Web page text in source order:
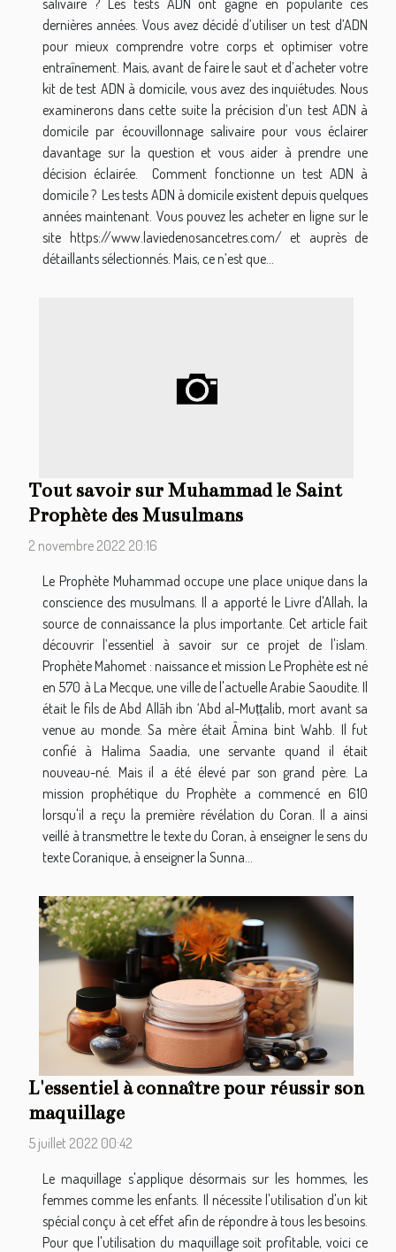
salivaire ? Les tests ADN ont gagné en popularité ces
dernières années. Vous avez décidé d’utiliser un test d’ADN
pour mieux comprendre votre corps et optimiser votre
entraînement. Mais, avant de faire le saut et d’acheter votre
kit de test ADN à domicile, vous avez des inquiétudes. Nous
examinerons dans cette suite la précision d’un test ADN à
domicile par écouvillonnage salivaire pour vous éclairer
davantage sur la question et vous aider à prendre une
décision éclairée. Comment fonctionne un test ADN à
domicile ? Les tests ADN à domicile existent depuis quelques
années maintenant. Vous pouvez les acheter en ligne sur le
site https://www.laviedenosancetres.com/ et auprès de
détaillants sélectionnés. Mais, ce n’est que...
Tout savoir sur Muhammad le Saint
Prophète des Musulmans
2 novembre 2022 20:16
Le Prophète Muhammad occupe une place unique dans la
conscience des musulmans. Il a apporté le Livre d'Allah, la
source de connaissance la plus importante. Cet article fait
découvrir l’essentiel à savoir sur ce projet de l'islam.
Prophète Mahomet : naissance et mission Le Prophète est né
en 570 à La Mecque, une ville de l'actuelle Arabie Saoudite. Il
était le fils de Abd Allāh ibn ‘Abd al-Muṭṭalib, mort avant sa
venue au monde. Sa mère était Āmina bint Wahb. Il fut
confié à Halima Saadia, une servante quand il était
nouveau-né. Mais il a été élevé par son grand père. La
mission prophétique du Prophète a commencé en 610
lorsqu'il a reçu la première révélation du Coran. Il a ainsi
veillé à transmettre le texte du Coran, à enseigner le sens du
texte Coranique, à enseigner la Sunna...
L'essentiel à connaître pour réussir son
maquillage
5 juillet 2022 00:42
Le maquillage s'applique désormais sur les hommes, les
femmes comme les enfants. Il nécessite l'utilisation d'un kit
spécial conçu à cet effet afin de répondre à tous les besoins.
Pour que l'utilisation du maquillage soit profitable, voici ce